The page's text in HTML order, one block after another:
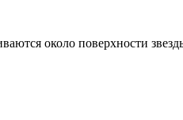
около поверхности